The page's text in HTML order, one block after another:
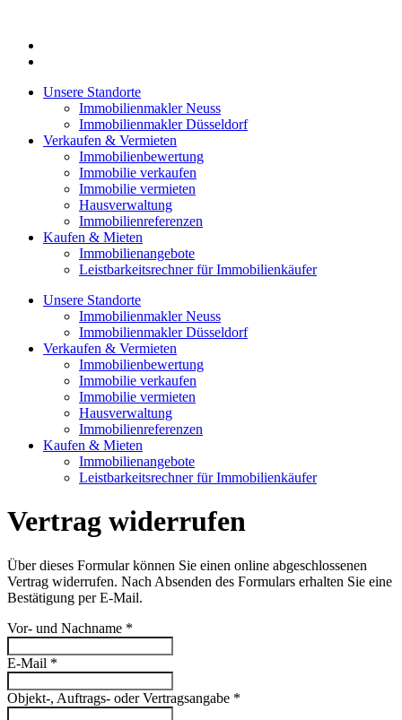
springen
Unsere Standorte
Immobilienmakler Neuss
Immobilienmakler Düsseldorf
Verkaufen & Vermieten
Immobilienbewertung
Immobilie verkaufen
Immobilie vermieten
Hausverwaltung
Immobilienreferenzen
Kaufen & Mieten
Immobilienangebote
Leistbarkeitsrechner für Immobilienkäufer
Unsere Standorte
Immobilienmakler Neuss
Immobilienmakler Düsseldorf
Verkaufen & Vermieten
Immobilienbewertung
Immobilie verkaufen
Immobilie vermieten
Hausverwaltung
Immobilienreferenzen
Kaufen & Mieten
Immobilienangebote
Leistbarkeitsrechner für Immobilienkäufer
Vertrag widerrufen
Über dieses Formular können Sie einen online abgeschlossenen
Vertrag widerrufen. Nach Absenden des Formulars erhalten Sie eine
Bestätigung per E-Mail.
Vor- und Nachname *
E-Mail *
Objekt-, Auftrags- oder Vertragsangabe *